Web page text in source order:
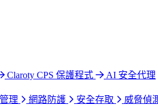
Claroty CPS 保護程式
AI 安全代理
理 網路防護 安全存取
威脅偵